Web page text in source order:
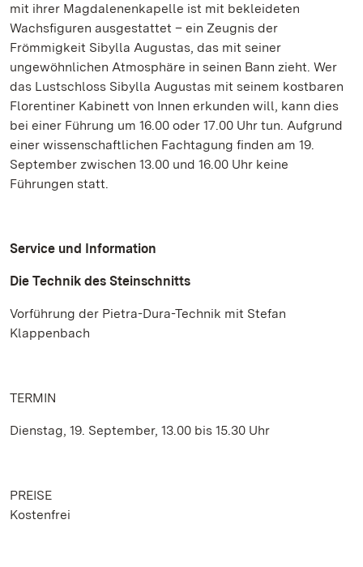
mit ihrer Magdalenenkapelle ist mit bekleideten
Wachsfiguren ausgestattet – ein Zeugnis der
Frömmigkeit Sibylla Augustas, das mit seiner
ungewöhnlichen Atmosphäre in seinen Bann zieht. Wer
das Lustschloss Sibylla Augustas mit seinem kostbaren
Florentiner Kabinett von Innen erkunden will, kann dies
bei einer Führung um 16.00 oder 17.00 Uhr tun. Aufgrund
einer wissenschaftlichen Fachtagung finden am 19.
September zwischen 13.00 und 16.00 Uhr keine
Führungen statt.
Service und Information
Die Technik des Steinschnitts
Vorführung der Pietra-Dura-Technik mit Stefan
Klappenbach
TERMIN
Dienstag, 19. September, 13.00 bis 15.30 Uhr
PREISE
Kostenfrei